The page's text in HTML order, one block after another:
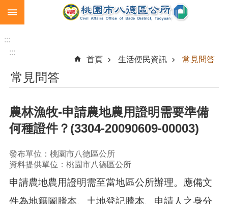
跳到主要內容區塊
市
民
急
難
助
階
搜
:::
:::
首頁
生活便民資訊 常見問答
常見問答
農林漁牧-申請農地農用證明需要準備
何種證件？(3304-20090609-00003)
發布單位：桃園市八德區公所
資料提供單位：桃園市八德區公所
申請農地農用證明需至當地區公所辦理。應備文
件為地籍圖謄本、土地登記謄本、申請人之身分